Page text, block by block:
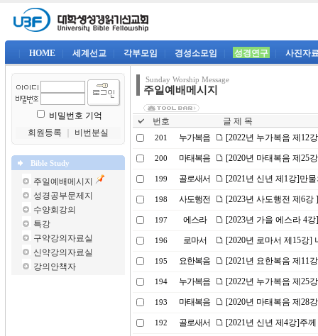
HOME 세계선교 각부모임 경성소모임 성경연구 사진자
비밀번호 기억
회원등록
비번분실
Bible Study
주일예배메시지
성경공부문제지
수양회강의
특강
구약강의자료실
신약강의자료실
강의안책자
Sunday Worship Message
주일예배메시지
번호 글 제 목
201 누가복음 [2022년 누가복음 제12
200 마태복음 [2020년 마태복음 제25
199 골로새서 [2021년 신년 제1강]만
198 사도행전 [2023년 사도행전 제6
197 에스라 [2023년 가을 에스라 4
196 로마서 [2020년 로마서 제15강]
195 요한복음 [2021년 요한복음 제11
194 누가복음 [2022년 누가복음 제25
193 마태복음 [2020년 마태복음 제28
192 골로새서 [2021년 신년 제4강]주